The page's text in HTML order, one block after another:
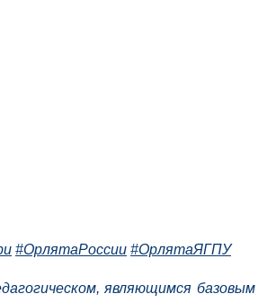
#ОрлятаРоссии #ОрлятаЯГПУ
являющимся базовым